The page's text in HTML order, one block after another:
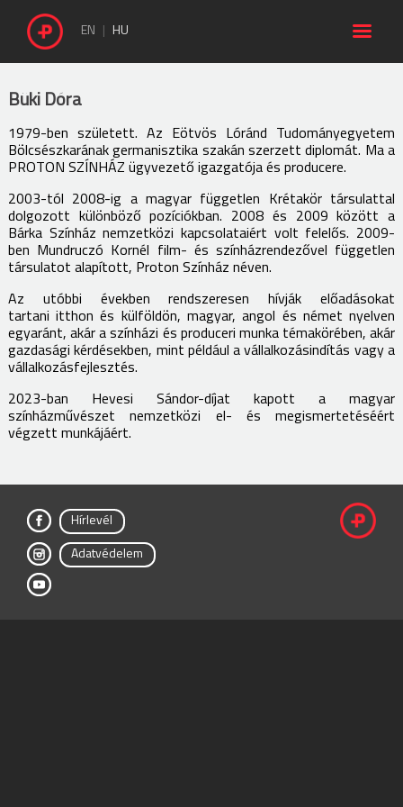
EN HU 
Büki Dóra
1979-ben született. Az Eötvös Lóránd Tudományegyetem
Bölcsészkarának germanisztika szakán szerzett diplomát. Ma a
PROTON SZÍNHÁZ ügyvezető igazgatója és producere.
2003-tól 2008-ig a magyar független Krétakör társulattal
dolgozott különböző pozíciókban. 2008 és 2009 között a
Bárka Színház nemzetközi kapcsolataiért volt felelős. 2009-
ben Mundruczó Kornél film- és színházrendezővel független
társulatot alapított, Proton Színház néven.
Az utóbbi években rendszeresen hívják előadásokat
tartani itthon és külföldön, magyar, angol és német nyelven
egyaránt, akár a színházi és produceri munka témakörében, akár
gazdasági kérdésekben, mint például a vállalkozásindítás vagy a
vállalkozásfejlesztés.
2023-ban Hevesi Sándor-díjat kapott a magyar
színházművészet nemzetközi el- és megismertetéséért
végzett munkájáért.
fac
ebo
ok
inst
agr
Hírlevél
Adatvédelem